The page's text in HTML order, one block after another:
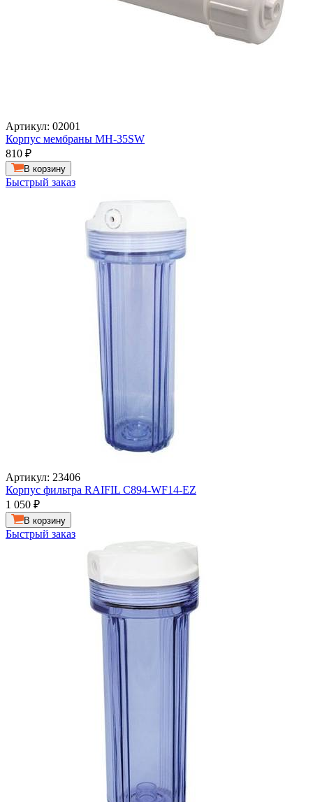
Артикул: 02001
Корпус мембраны MH-35SW
810 ₽
В корзину
Быстрый заказ
Артикул: 23406
Корпус фильтра RAIFIL C894-WF14-EZ
1 050 ₽
В корзину
Быстрый заказ